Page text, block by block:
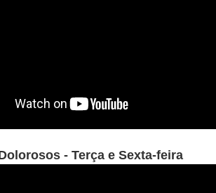
- Terça e Sexta-feira